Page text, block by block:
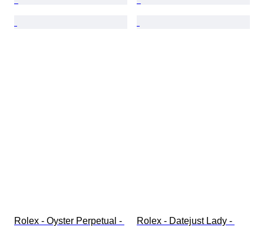
Rolex - Oyster Perpetual -
Rolex - Datejust Lady -